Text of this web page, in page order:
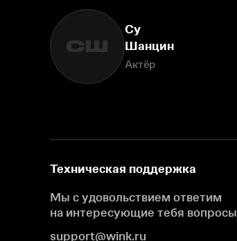
СШ
Су
Шанцин
Актёр
Техническая поддержка
Мы с удовольствием ответим
на интересующие тебя вопросы
support@wink.ru